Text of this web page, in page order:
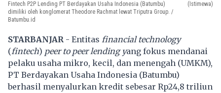
Fintech P2P Lending PT Berdayakan Usaha Indonesia (Batumbu)
dimiliki oleh konglomerat Theodore Rachmat lewat Triputra Group. /
Batumbu.id
(Istimewa)
STARBANJAR - Entitas financial technology
(fintech) peer to peer lending yang fokus mendanai
pelaku usaha mikro, kecil, dan menengah (UMKM),
PT Berdayakan Usaha Indonesia (Batumbu)
berhasil menyalurkan kredit sebesar Rp24,8 triliun